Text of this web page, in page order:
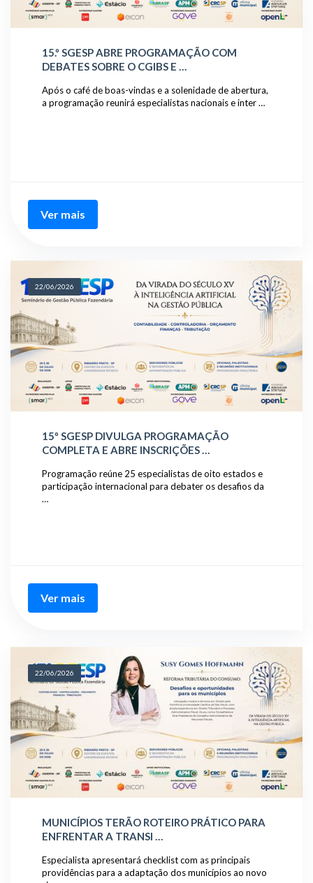
15.º SGESP ABRE PROGRAMAÇÃO COM
DEBATES SOBRE O CGIBS E …
Após o café de boas-vindas e a solenidade de abertura,
a programação reunirá especialistas nacionais e inter …
Ver mais
22/06/2026
15º SGESP DIVULGA PROGRAMAÇÃO
COMPLETA E ABRE INSCRIÇÕES …
Programação reúne 25 especialistas de oito estados e
participação internacional para debater os desafios da
…
Ver mais
22/06/2026
MUNICÍPIOS TERÃO ROTEIRO PRÁTICO PARA
ENFRENTAR A TRANSI …
Especialista apresentará checklist com as principais
providências para a adaptação dos municípios ao novo